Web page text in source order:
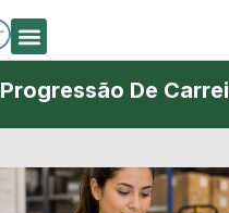
Progressão De